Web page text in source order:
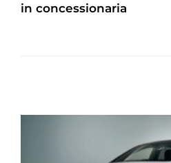
in concessionaria